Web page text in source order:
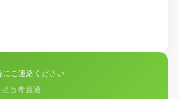
にご連絡ください
担当者直通